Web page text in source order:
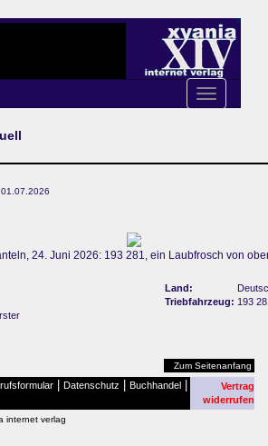
Toggle
navigation
24. Juni 2026: 193 281, ein Laubfrosch von
Land:
Triebfahrzeug: 193
Zum Seitenanfang
Datenschutz Buchhandel
Vertrag
widerrufen
internet verlag